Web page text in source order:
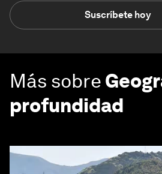
Suscríbete hoy
Más sobre
profundidad